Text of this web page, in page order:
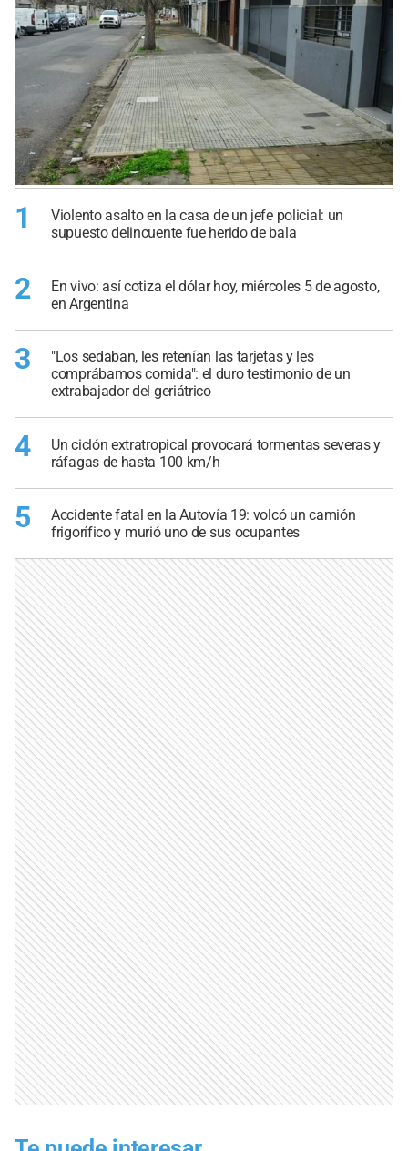
1
Violento asalto en la casa de un jefe policial: un
supuesto delincuente fue herido de bala
2
En vivo: así cotiza el dólar hoy, miércoles 5 de agosto,
en Argentina
3
"Los sedaban, les retenían las tarjetas y les
comprábamos comida": el duro testimonio de un
extrabajador del geriátrico
4
Un ciclón extratropical provocará tormentas severas y
ráfagas de hasta 100 km/h
5
Accidente fatal en la Autovía 19: volcó un camión
frigorífico y murió uno de sus ocupantes